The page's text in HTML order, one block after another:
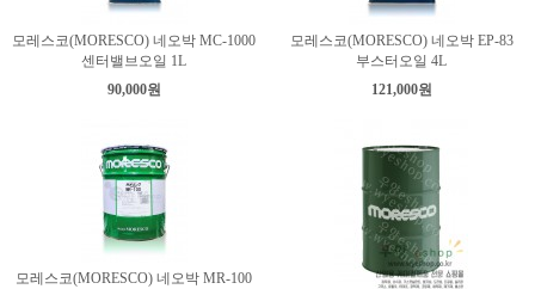
모레스코(MORESCO) 네오박 MC-1000
센터밸브오일 1L
90,000원
모레스코(MORESCO) 네오박 EP-83
부스터오일 4L
121,000원
모레스코(MORESCO) 네오박 MR-100